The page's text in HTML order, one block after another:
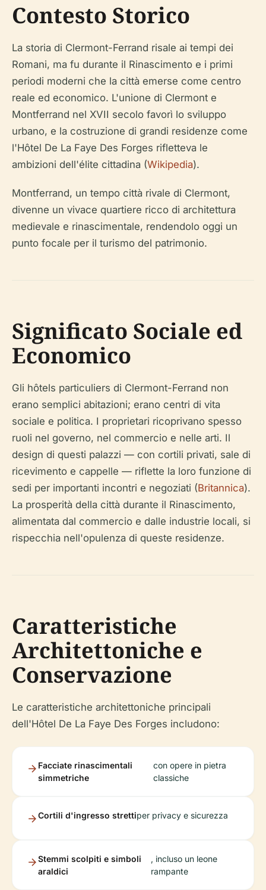
Contesto Storico
La storia di Clermont-Ferrand risale ai tempi dei
Romani, ma fu durante il Rinascimento e i primi
periodi moderni che la città emerse come centro
reale ed economico. L'unione di Clermont e
Montferrand nel XVII secolo favorì lo sviluppo
urbano, e la costruzione di grandi residenze come
l'Hôtel De La Faye Des Forges rifletteva le
ambizioni dell'élite cittadina (Wikipedia).
Montferrand, un tempo città rivale di Clermont,
divenne un vivace quartiere ricco di architettura
medievale e rinascimentale, rendendolo oggi un
punto focale per il turismo del patrimonio.
Significato Sociale ed
Economico
Gli hôtels particuliers di Clermont-Ferrand non
erano semplici abitazioni; erano centri di vita
sociale e politica. I proprietari ricoprivano spesso
ruoli nel governo, nel commercio e nelle arti. Il
design di questi palazzi — con cortili privati, sale di
ricevimento e cappelle — riflette la loro funzione di
sedi per importanti incontri e negoziati (Britannica).
La prosperità della città durante il Rinascimento,
alimentata dal commercio e dalle industrie locali, si
rispecchia nell'opulenza di queste residenze.
Caratteristiche
Architettoniche e
Conservazione
Le caratteristiche architettoniche principali
dell'Hôtel De La Faye Des Forges includono:
Facciate rinascimentali
simmetriche
con opere in pietra
classiche
Cortili d'ingresso strettiper privacy e sicurezza
Stemmi scolpiti e simboli
araldici
, incluso un leone
rampante